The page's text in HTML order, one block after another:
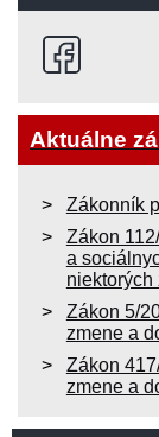
Aktuálne
Zákonník
Zákon
a
niektorých
Zákon 5/
zmene a
Zákon
zmene a